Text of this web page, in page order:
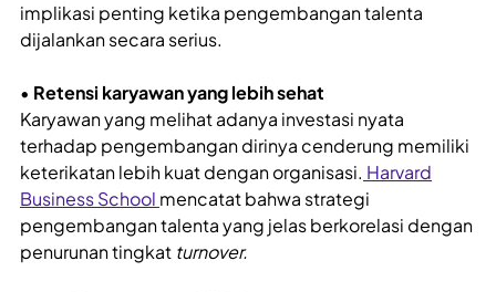
implikasi penting ketika pengembangan talenta
dijalankan secara serius.
• Retensi karyawan yang lebih sehat
Karyawan yang melihat adanya investasi nyata
terhadap pengembangan dirinya cenderung memiliki
keterikatan lebih kuat dengan organisasi. Harvard
Business School mencatat bahwa strategi
pengembangan talenta yang jelas berkorelasi dengan
penurunan tingkat turnover.